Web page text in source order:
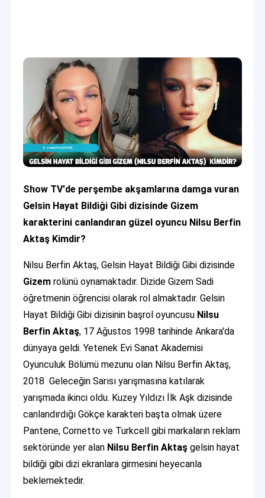
Show TV'de perşembe akşamlarına damga vuran
Gelsin Hayat Bildiği Gibi dizisinde Gizem
karakterini canlandıran güzel oyuncu Nilsu Berfin
Aktaş Kimdir?
Nilsu Berfin Aktaş, Gelsin Hayat Bildiği Gibi dizisinde
Gizem rolünü oynamaktadır. Dizide Gizem Sadi
öğretmenin öğrencisi olarak rol almaktadır. Gelsin
Hayat Bildiği Gibi dizisinin başrol oyuncusu Nilsu
Berfin Aktaş, 17 Ağustos 1998 tarihinde Ankara'da
dünyaya geldi. Yetenek Evi Sanat Akademisi
Oyunculuk Bölümü mezunu olan Nilsu Berfin Aktaş,
2018 Geleceğin Sarısı yarışmasına katılarak
yarışmada ikinci oldu. Kuzey Yıldızı İlk Aşk dizisinde
canlandırdığı Gökçe karakteri başta olmak üzere
Pantene, Cornetto ve Turkcell gibi markaların reklam
sektöründe yer alan Nilsu Berfin Aktaşgelsin hayat
bildiği gibi dizi ekranlara girmesini heyecanla
beklemektedir.